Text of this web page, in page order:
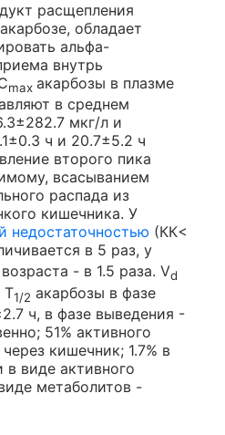
расщепления
обладает
альфа-
внутрь
max акарбозы в плазме
в среднем
мкг/л и
ч и 20.7±5.2 ч
второго пика
всасыванием
распада из
кишечника. У
недостаточностью (КК<
в 5 раз, у
- в 1.5 раза. Vd
T1/2 акарбозы в фазе
ч, в фазе выведения -
51% активного
кишечник; 1.7% в
виде активного
метаболитов -